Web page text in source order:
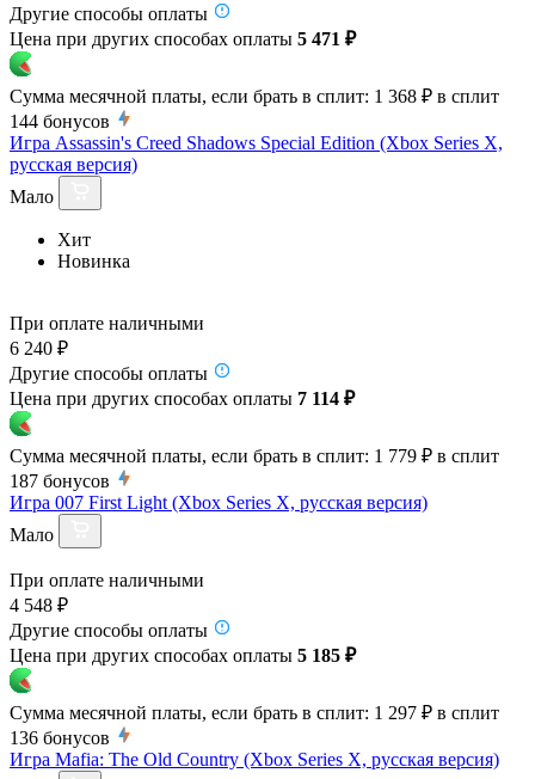
Другие способы оплаты
Цена при других способах оплаты 5 471 ₽
Сумма месячной платы, если брать в сплит: 1 368 ₽ в сплит
144 бонусов
Игра Assassin's Creed Shadows Special Edition (Xbox Series X,
русская версия)
Мало
Хит
Новинка
При оплате наличными
6 240 ₽
Другие способы оплаты
Цена при других способах оплаты 7 114 ₽
Сумма месячной платы, если брать в сплит: 1 779 ₽ в сплит
187 бонусов
Игра 007 First Light (Xbox Series X, русская версия)
Мало
При оплате наличными
4 548 ₽
Другие способы оплаты
Цена при других способах оплаты 5 185 ₽
Сумма месячной платы, если брать в сплит: 1 297 ₽ в сплит
136 бонусов
Игра Mafia: The Old Country (Xbox Series X, русская версия)